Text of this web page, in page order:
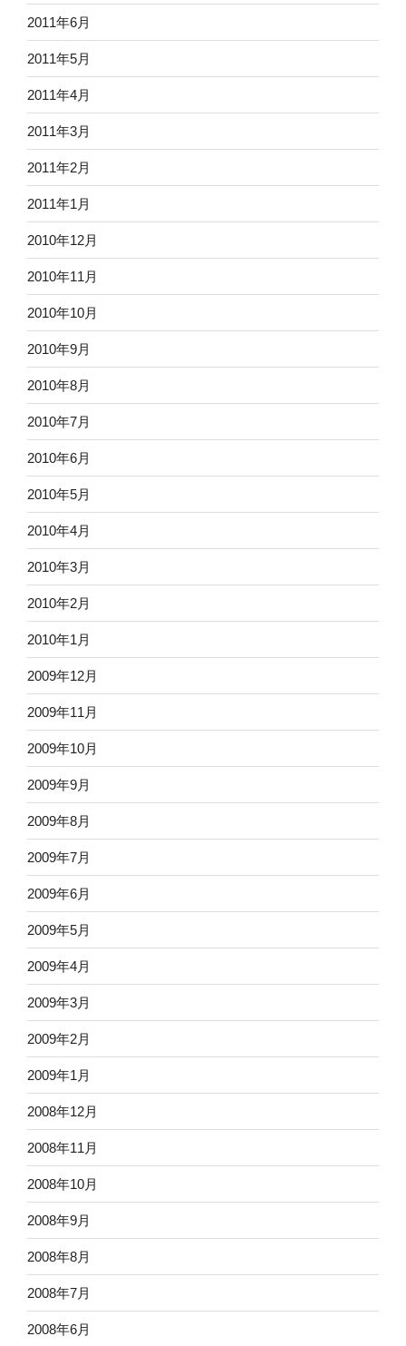
2011年6月
2011年5月
2011年4月
2011年3月
2011年2月
2011年1月
2010年12月
2010年11月
2010年10月
2010年9月
2010年8月
2010年7月
2010年6月
2010年5月
2010年4月
2010年3月
2010年2月
2010年1月
2009年12月
2009年11月
2009年10月
2009年9月
2009年8月
2009年7月
2009年6月
2009年5月
2009年4月
2009年3月
2009年2月
2009年1月
2008年12月
2008年11月
2008年10月
2008年9月
2008年8月
2008年7月
2008年6月